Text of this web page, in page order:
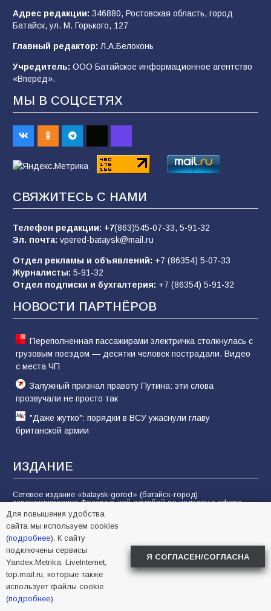
после выборов: в Госдуме дали ответ
108 06.08.2026
В детском саду № 35 дети освоили
строительные профессии в ходе
спортивного праздника
07.08.2026
«Слухами Москву не возьмёшь»: почему
заявления Киева о мобилизации — это
отчаяние, а не разведка
83 02.08.2026
Батайчане вышли в финал Всероссийского
конкурса «Большая перемена»
62 04.08.2026
Адрес редакции: 346880, Ростовская область, город
Батайск, ул. М. Горького, 127
Главный редактор: Л.А.Белоконь
Учредитель: ООО Батайское информационное агентство
«Вперёд».
МЫ В СОЦСЕТЯХ
СВЯЖИТЕСЬ С НАМИ
Телефон редакции: +7(863)545-07-33, 5-91-32
Эл. почта: vpered-bataysk@mail.ru
Отдел рекламы и объявлений: +7 (86354) 5-07-33
Журналисты: 5-91-32
Отдел подписки и бухгалтерия: +7 (86354) 5-91-32
НОВОСТИ ПАРТНЁРОВ
Переполненная пассажирами электричка столкнулась с
грузовым поездом — десятки человек пострадали. Видео
с места ЧП
Залужный признал правоту Путина: эти слова
прозвучали не просто так
"Даже жутко": порядки в ВСУ ужаснули главу
британской армии
ИЗДАНИЕ
Сетевое издание «bataysk-gorod» (батайск-город)
зарегистрировано Федеральной службой по надзору в сфере
связи, информационных технологий и массовых коммуникаций
(Роскомнадзор) — свидетельство Эл № ФС77-74707 от 29
декабря 2018 года.
Вся информация, размещенная на веб-сайте www.bataysk-gorod.ru
охраняется в соответствии с законодательством РФ об
авторском праве. Представителем авторов публикаций и
фотоматериалов является «ООО БИА Вперёд». Полное или
частичное воспроизведение материалов без гиперссылки на
www.bataysk-gorod.ru запрещается. Пользователи должны
соблюдать морально-этические нормы при отправке
комментариев, вопросов, предложений и при общении на
форуме.
Для повышения удобства
сайта мы используем cookies
(подробнее). К сайту
подключены сервисы
Yandex.Metrika, LiveInternet,
top.mail.ru, которые также
использует файлы cookie
(подробнее).
Я СОГЛАСЕН/СОГЛАСНА